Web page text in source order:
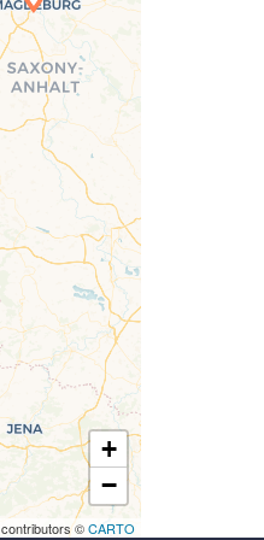
+
−
contributors ©CARTO